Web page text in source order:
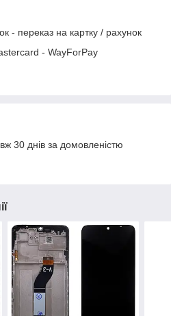
- переказ на картку / рахунок
- WayForPay
30 днів за домовленістю